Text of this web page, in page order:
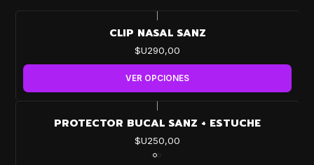
CLIP NASAL SANZ
$U290,00
VER OPCIONES
PROTECTOR BUCAL SANZ + ESTUCHE
$U250,00